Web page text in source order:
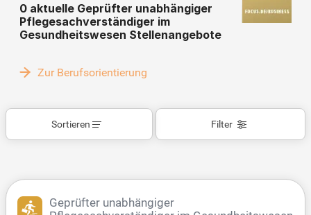
0 aktuelle Geprüfter unabhängiger
Pflegesachverständiger im
Gesundheitswesen Stellenangebote
Zur Berufsorientierung
Filter
Sortieren
Geprüfter unabhängiger